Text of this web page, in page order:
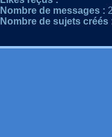
Nombre de messages :
Nombre de sujets créés